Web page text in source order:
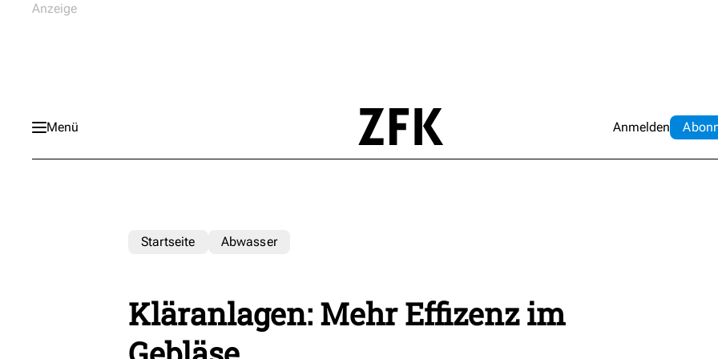
Menü Anmelden Abo
Startseite Abwasser
Kläranlagen: Mehr Effizenz im